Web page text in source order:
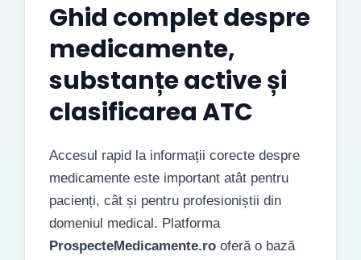
Ghid complet despre
medicamente,
substanțe active și
clasificarea ATC
Accesul rapid la informații corecte despre
medicamente este important atât pentru
pacienți, cât și pentru profesioniștii din
domeniul medical. Platforma
ProspecteMedicamente.ro oferă o bază